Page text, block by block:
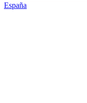
España